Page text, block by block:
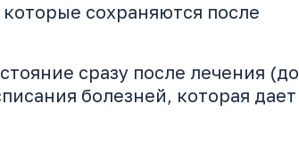
сохраняются после
сразу после лечения (до
болезней, которая дает